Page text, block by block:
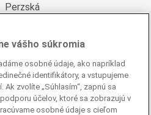
Perzská
Ruská
Turecká
Vietnamská
vášho súkromia
osobné údaje, ako napríklad
identifikátory, a vstupujeme
Ak zvolíte „Súhlasím“, zapnú sa
účelov, ktoré sa zobrazujú v
osobné údaje s cieľom